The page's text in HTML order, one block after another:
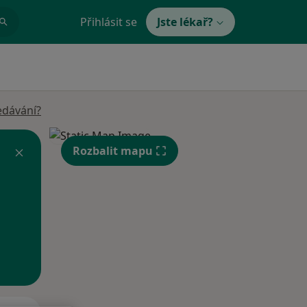
Přihlásit se Jste lékař?
Rozbalit mapu